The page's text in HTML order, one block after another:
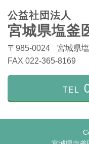
ページ
公益社団法人
宮城県塩釜
〒985-0024
宮城県
FAX 022-365-8169
TEL